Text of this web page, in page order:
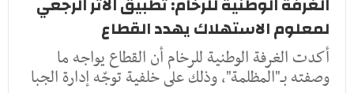
لمعلوم الاستهلاك يهدد القطاع
أكدت الغرفة الوطنية للرخام أن القطاع يواجه ما
وصفته بـ"المظلمة"، وذلك على خلفية توجّه إدارة الجبا